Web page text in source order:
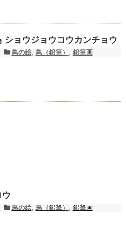
ショウジョウコウカンチョウ
鳥の絵, 鳥（鉛筆） , 鉛筆画
ウ
鳥の絵, 鳥（鉛筆） , 鉛筆画